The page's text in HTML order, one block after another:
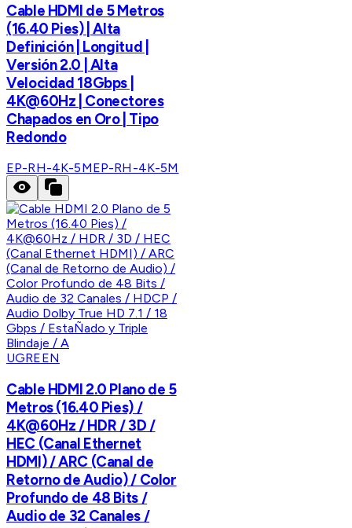
Cable HDMI de 5 Metros
(16.40 Pies) | Alta
Definición | Longitud |
Versión 2.0 | Alta
Velocidad 18Gbps |
4K@60Hz | Conectores
Chapados en Oro | Tipo
Redondo
EP-RH-4K-5MEP-RH-4K-5M
UGREEN
Cable HDMI 2.0 Plano de 5
Metros (16.40 Pies) /
4K@60Hz / HDR / 3D /
HEC (Canal Ethernet
HDMI) / ARC (Canal de
Retorno de Audio) / Color
Profundo de 48 Bits /
Audio de 32 Canales /